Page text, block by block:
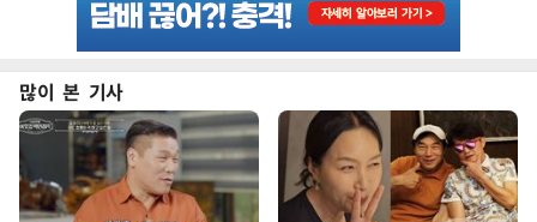
많이 본 기사